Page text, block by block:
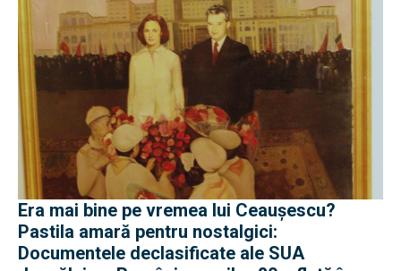
Era mai bine pe vremea lui Ceaușescu?
Pastila amară pentru nostalgici:
Documentele declasificate ale SUA